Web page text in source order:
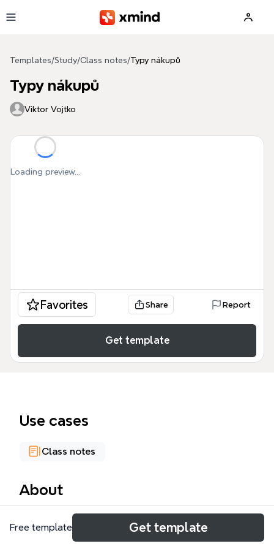
Templates/Study/Class notes/Typy nákupů
Typy nákupů
Viktor Vojtko
Loading preview...
Favorites Share Report
Get template
Use cases
Class notes
About
Tento mind map template 'Typy nákupů' od Xmind
mapuje dvě hlavní kategorie spotřebitelského
Free template Get template